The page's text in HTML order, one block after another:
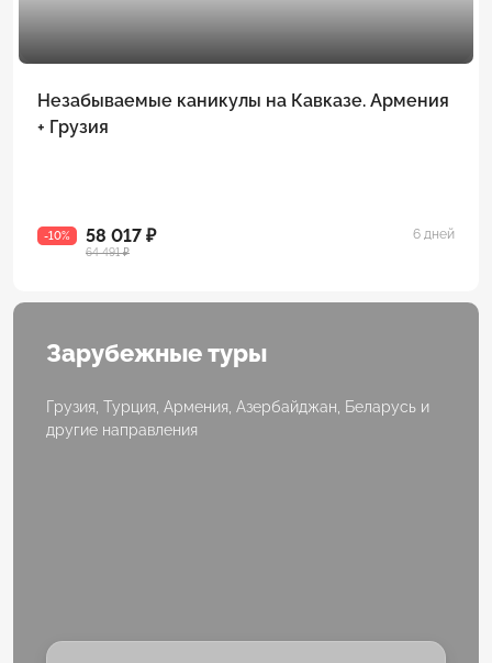
Незабываемые каникулы на Кавказе. Армения
+ Грузия
-10% 58 017 ₽
64 491 ₽
6 дней
Зарубежные туры
Грузия, Турция, Армения, Азербайджан, Беларусь и
другие направления